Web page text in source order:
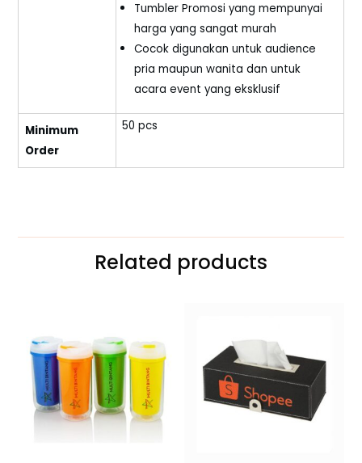
Tumbler Promosi yang mempunyai
harga yang sangat murah
Cocok digunakan untuk audience
pria maupun wanita dan untuk
acara event yang eksklusif
Minimum
Order
50 pcs
Related products